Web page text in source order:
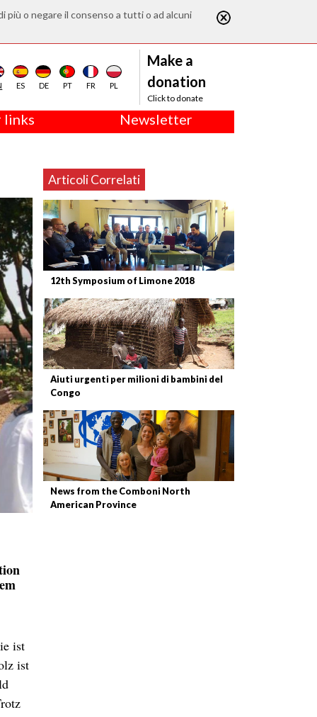
più o negare il consenso a tutti o ad alcuni
ES DE PT FR PL
Make a
donation
Click to donate
links Newsletter
Articoli Correlati
12th Symposium of Limone 2018
Aiuti urgenti per milioni di bambini del
Congo
News from the Comboni North
American Province
ist
ist